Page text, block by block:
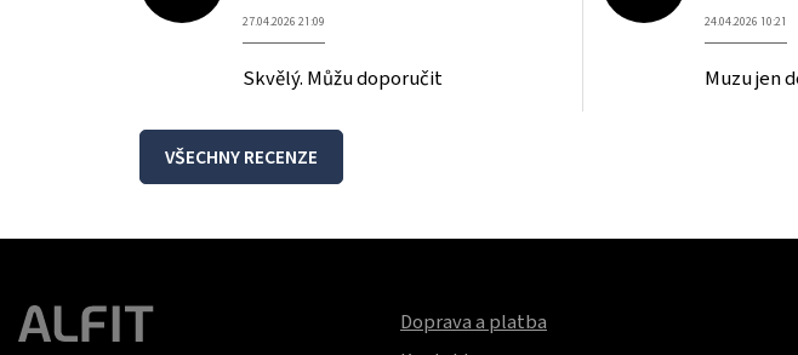
27.04.2026 21:09
Skvělý. Můžu doporučit
24.04.2026 10:21
Muzu jen
VŠECHNY RECENZE
Doprava a platba